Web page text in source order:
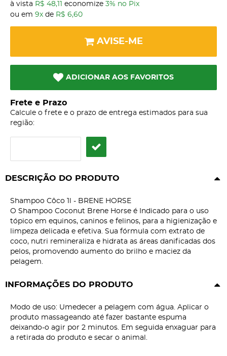
à vista R$ 48,11 economize 3% no Pix
ou em 9x de R$ 6,60
AVISE-ME
ADICIONAR AOS FAVORITOS
Frete e Prazo
Calcule o frete e o prazo de entrega estimados para sua
região:
DESCRIÇÃO DO PRODUTO
Shampoo Côco 1l - BRENE HORSE
O Shampoo Coconut Brene Horse é Indicado para o uso
tópico em equinos, caninos e felinos, para a higienização e
limpeza delicada e efetiva. Sua fórmula com extrato de
coco, nutri remineraliza e hidrata as áreas danificadas dos
pelos, promovendo aumento do brilho e maciez da
pelagem.
INFORMAÇÕES DO PRODUTO
Modo de uso: Umedecer a pelagem com água. Aplicar o
produto massageando até fazer bastante espuma
deixando-o agir por 2 minutos. Em seguida enxaguar para
a retirada do produto e secar o animal.